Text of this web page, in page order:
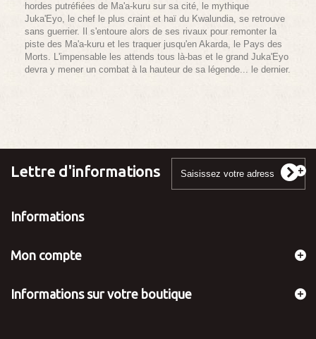
hordes putréfiées de Ma'a-kuru sur sa cité, le mythique
Juka'Eyo, le chef le plus craint et haï du Kwalundia, se retrouve
sans guerrier. Il s'entoure alors de ses rivaux pour remonter la
piste des Ma'a-kuru et les traquer jusqu'en Akarda, le Pays des
Morts. L'impensable les attends tous là-bas et le grand Juka'Eyo
devra y mener un combat à la hauteur de sa légende... le dernier.
Lettre d'informations
Informations
Mon compte
Informations sur votre boutique